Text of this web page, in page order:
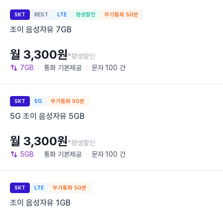
SKT BEST LTE 평생할인 부가통화 50분
조이 음성자유 7GB
7GB 통화 기본제공 문자 100 건
월 3,300원*평생할인
SKT 5G 부가통화 50분
5G 조이 음성자유 5GB
5GB 통화 기본제공 문자 100 건
월 3,300원*평생할인
SKT LTE 부가통화 50분
조이 음성자유 1GB